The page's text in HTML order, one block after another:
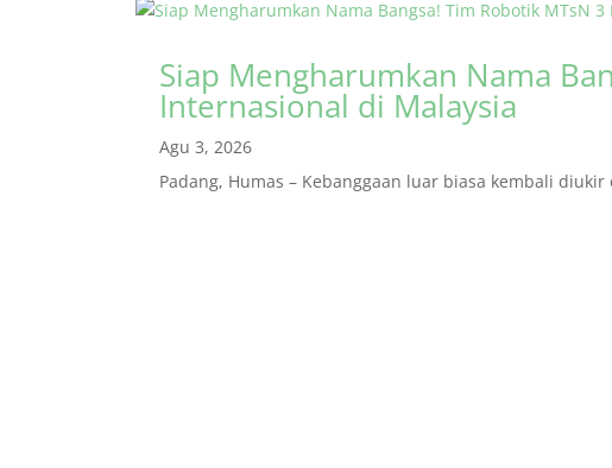
Siap Mengharumkan Nama
Internasional di Malaysia
Agu 3, 2026
Padang, Humas – Kebanggaan luar biasa kembali